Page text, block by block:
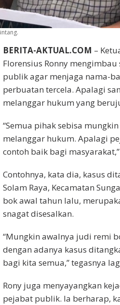
BERITA-AKTUAL.COM –
Florensius Ronny
publik agar menjaga nama-
perbuatan tercela. Apalagi
melanggar hukum yang
“Semua pihak sebisa
melanggar hukum. Apalagi
contoh baik bagi
Contohnya, kata dia, kasus
Solam Raya, Kecamatan
bok awal tahun lalu,
snagat disesalkan.
“Mungkin awalnya judi remi
dengan adanya kasus
bagi kita semua,” tegasnya
Rony juga menyayangkan
pejabat publik. Ia berharap,